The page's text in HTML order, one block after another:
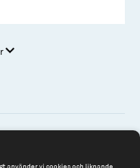
använder vi cookies och liknande